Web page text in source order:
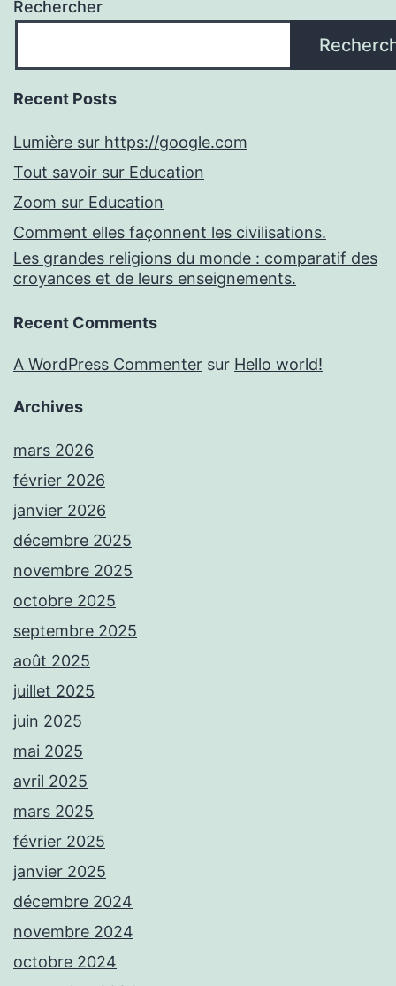
Rechercher
Recent Posts
Lumière sur https://google.com
Tout savoir sur Education
Zoom sur Education
Comment elles façonnent les civilisations.
Les grandes religions du monde : comparatif des
croyances et de leurs enseignements.
Recent Comments
A WordPress Commenter sur Hello world!
Archives
mars 2026
février 2026
janvier 2026
décembre 2025
novembre 2025
octobre 2025
septembre 2025
août 2025
juillet 2025
juin 2025
mai 2025
avril 2025
mars 2025
février 2025
janvier 2025
décembre 2024
novembre 2024
octobre 2024